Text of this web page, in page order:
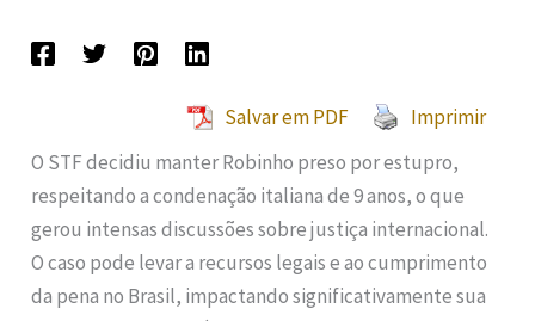
Salvar em PDF
Imprimir
O STF decidiu manter Robinho preso por estupro,
respeitando a condenação italiana de 9 anos, o que
gerou intensas discussões sobre justiça internacional.
O caso pode levar a recursos legais e ao cumprimento
da pena no Brasil, impactando significativamente sua